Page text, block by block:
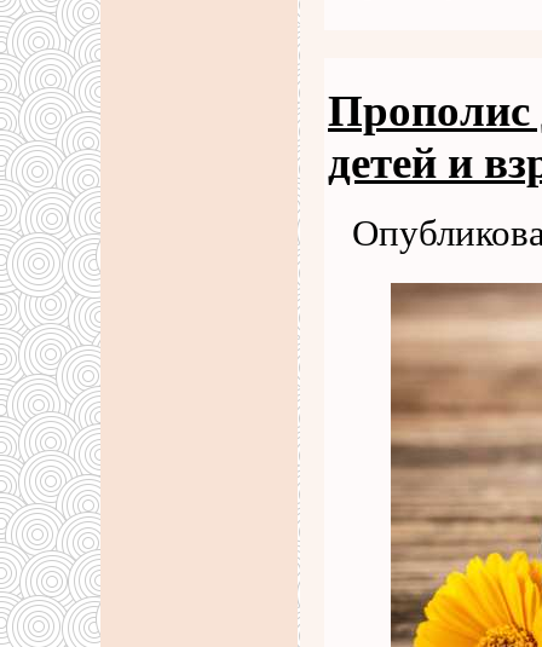
Прополис
детей и